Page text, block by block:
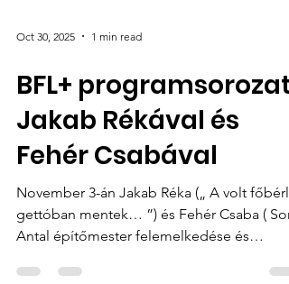
Oct 30, 2025 1 min read
BFL+ programsorozat
Jakab Rékával és
Fehér Csabával
November 3-án Jakab Réka („ A volt
gettóban mentek… ”) és Fehér Csaba (